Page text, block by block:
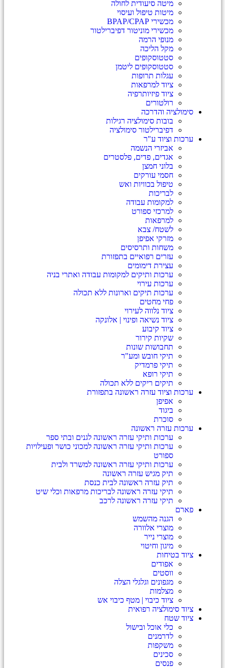
מיטה סיעודית לחולה
מיטות טיפול ועיסוי
מכשירי BPAP/CPAP
מכשירי מוניטור דפיברילטור
מנופי הרמה
מקל הליכה
סטטוסקופים
סטטוסקופים ליטמן
עגלות תרופות
ציוד למרפאות
ציוד פיזיותרפיה
רולטורים
סימולציה והדרכה
בובות סימולציה רגילות
דפיברילטור סימולציה
ערכות וציוד ע"ר
אביזרי הנשמה
אגדים, פדים, פלסטרים
בלוני חמצן
חסמי עורקים
טיפול בכוויות ואש
לבריכות
למקומות עבודה
למרכזי ספורט
למרפאות
לשטח/ צבא
מזרקי אפיפן
משחות ותרסיסים
עזרים רפואיים בתפזורת
עצירת דימומים
ערכות ותיקים למקומות עבודה ואתרי בניה
ערכות עירוי
ערכות תיקים וארונות ללא תכולה
פחי מחטים
ציוד נלווה לעירוי
ציוד נשיאה ופינוי | אלונקה
ציוד קיבוע
שקיות קירור
תחבושות שונות
תיקי חובש ומע"ר
תיקי פרמדיק
תיקי רופא
תיקים ריקים ללא תכולה
ערכות וציוד עזרה ראשונה בתפזורת
אפיפן
ביגוד
סוכרת
ערכות עזרה ראשונה
ערכות ותיקי עזרה ראשונה לגנים ובתי ספר
ערכות ותיקי עזרה ראשונה למכוני כושר ופעילויות
ספורט
ערכות ותיקי עזרה ראשונה למשרד ולבית
תיק מגיש עזרה ראשונה
תיק עזרה ראשונה לבית כנסת
תיקי עזרה ראשונה לבריכות מרפאות וכלי שיט
תיקי עזרה ראשונה לרכב
פארם
הגנה מהשמש
מוצרי אלוורה
מוצרי נייר
מיגון וחיטוי
ציוד בטיחות
אפודים
ווסטים
מגפונים וגלגלי הצלה
מצלמות
ציוד כיבוי | מטף כיבוי אש
ציוד סימולציה רפואית
ציוד שטח
כלי אוכל ובישול
לדרמנים
משקפות
סכינים
פנסים